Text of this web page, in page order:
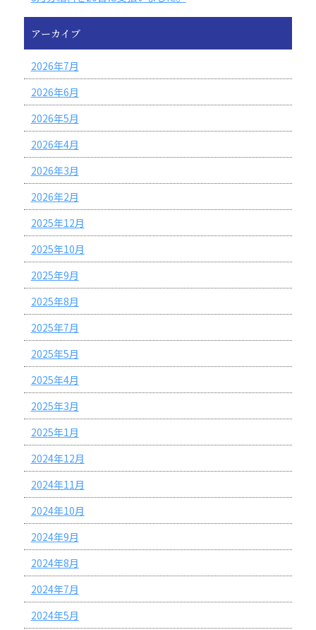
アーカイブ
2026年7月
2026年6月
2026年5月
2026年4月
2026年3月
2026年2月
2025年12月
2025年10月
2025年9月
2025年8月
2025年7月
2025年5月
2025年4月
2025年3月
2025年1月
2024年12月
2024年11月
2024年10月
2024年9月
2024年8月
2024年7月
2024年5月